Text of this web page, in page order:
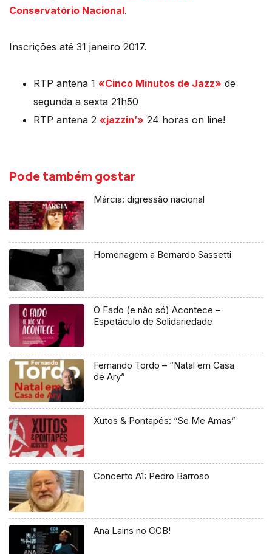
Conservatório Nacional.
Inscrições até 31 janeiro 2017.
RTP antena 1 «Cinco Minutos de Jazz» de
segunda a sexta 21h50
RTP antena 2 «jazzin’» 24 horas on line!
Pode também gostar
Márcia: digressão nacional
Homenagem a Bernardo Sassetti
O Fado (e não só) Acontece –
Espetáculo de Solidariedade
Fernando Tordo – “Natal em Casa
de Ary”
Xutos & Pontapés: “Se Me Amas”
Concerto A1: Pedro Barroso
Ana Lains no CCB!